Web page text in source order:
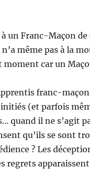
un Franc-Maçon de
même pas à la
moment car un
franc-
(et parfois
quand il ne s’agit
qu’ils se sont
? Les
regrets